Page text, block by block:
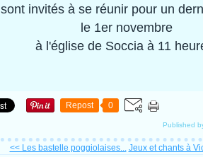
sont invités à se réunir pour un
le 1er novembre
à l'église de Soccia à 11
Repost 0
Published
<< Les bastelle poggiolaises... Jeux et chants à